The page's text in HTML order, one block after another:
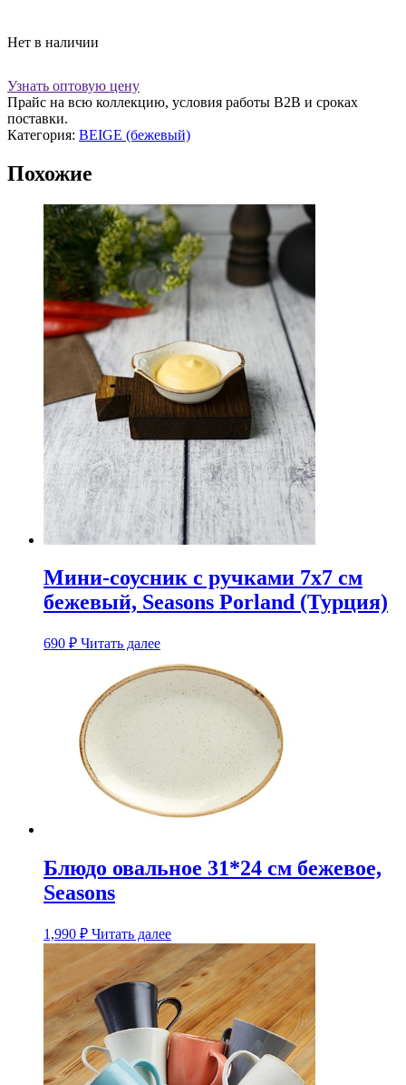
Нет в наличии
Узнать оптовую цену
Прайс на всю коллекцию, условия работы В2В и сроках
поставки.
Категория: BEIGE (бежевый)
Похожие
Мини-соусник с ручками 7х7 см
бежевый, Seasons Porland (Турция)
690 ₽ Читать далее
Блюдо овальное 31*24 см бежевое,
Seasons
1,990 ₽ Читать далее